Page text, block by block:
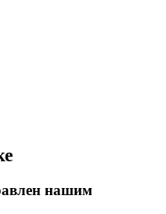
нашим